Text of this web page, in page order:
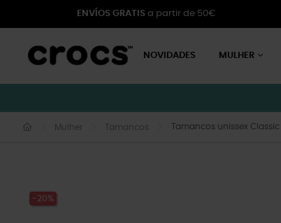
ENVÍOS GRATIS a partir de 50€
NOVIDADES MULHER
Mulher Tamancos Tamancos unissex Classic
-20%